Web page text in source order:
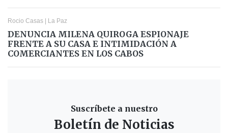
Rocio Casas | La Paz
DENUNCIA MILENA QUIROGA ESPIONAJE
FRENTE A SU CASA E INTIMIDACIÓN A
COMERCIANTES EN LOS CABOS
Suscríbete a nuestro
Boletín de Noticias